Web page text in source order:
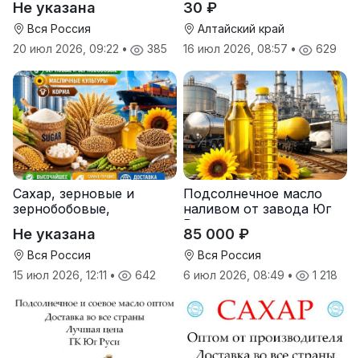
поставки
Не указана
Вся Россия
20 июл 2026, 09:22 • 385
30 ₽
Алтайский край
16 июл 2026, 08:57 • 629
Сахар, зерновые и
зернобобовые,
корма
Не указана
Вся Россия
15 июл 2026, 12:11 • 642
Подсолнечное масло
наливом от завода Юг
Руси
85 000 ₽
Вся Россия
6 июл 2026, 08:49 • 1 218